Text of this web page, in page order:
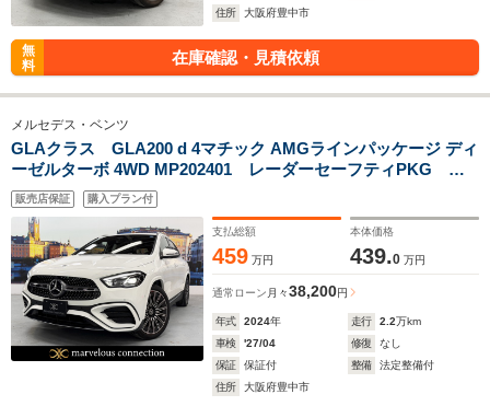
住所
大阪府豊中市
無
料
在庫確認・見積依頼
メルセデス・ベンツ
GLAクラス GLA200 d 4マチック AMGラインパッケージ ディ
ーゼルターボ 4WD MP202401 レーダーセーフティPKG
360°カメラシステム 純正20インチAW 純正前後ドラレコ
ブラックハーフレザーレッドステッチ
販売店保証 購入プラン付
支払総額
459 万円
本体価格
439.0 万円
通常ローン 月々38,200円
年式 2024年 走行 2.2万km
車検
'27/04 修復
なし
保証
保証付 整備
法定整備付
住所
大阪府豊中市